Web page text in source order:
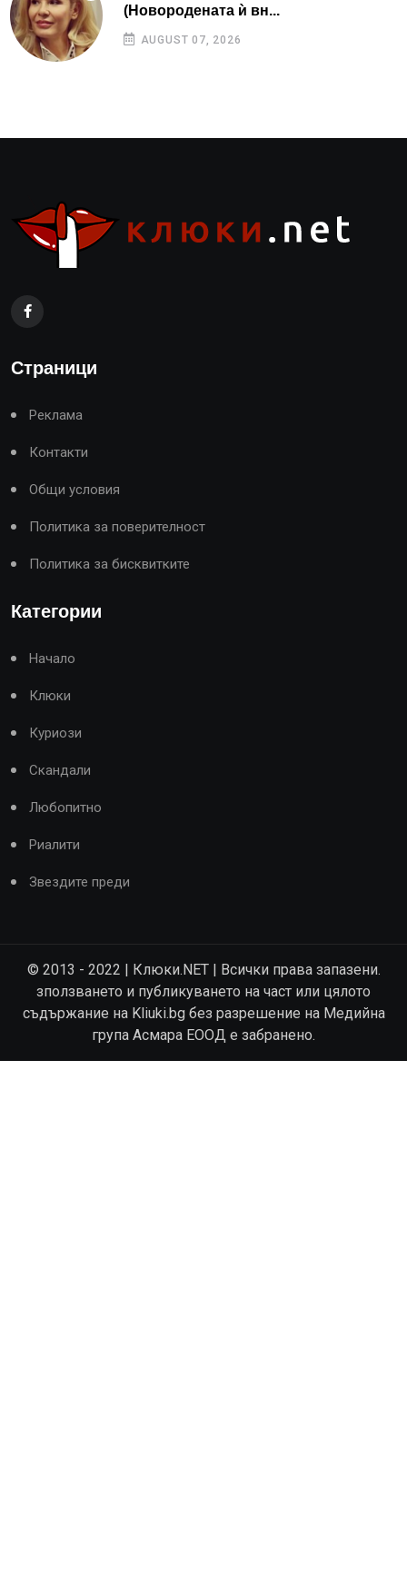
(Новородената ѝ вн...
AUGUST 07, 2026
Страници
Реклама
Контакти
Общи условия
Политика за поверителност
Политика за бисквитките
Категории
Начало
Клюки
Куриози
Скандали
Любопитно
Риалити
Звездите преди
© 2013 - 2022 | Клюки.NET | Всички права запазени.
зползването и публикуването на част или цялото
съдържание на Kliuki.bg без разрешение на Медийна
група Асмара ЕООД е забранено.